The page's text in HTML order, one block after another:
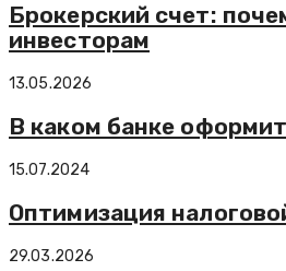
Брокерский счет:
инвесторам
13.05.2026
В каком банке
15.07.2024
Оптимизация
29.03.2026